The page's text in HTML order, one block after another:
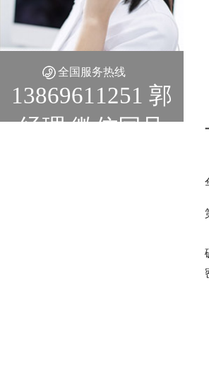
全国服务热线
13869611251 郭
经理 微信同号